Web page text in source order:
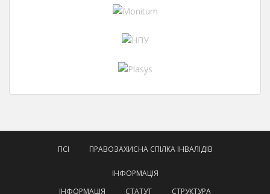
ПСІ ПРАВОЗАХИСНА СПІЛКА ІНВАЛІДІВ
ІНФОРМАЦІЯ
ІНФОРМАЦІЯ
СТАТУТ СТРУКТУРА